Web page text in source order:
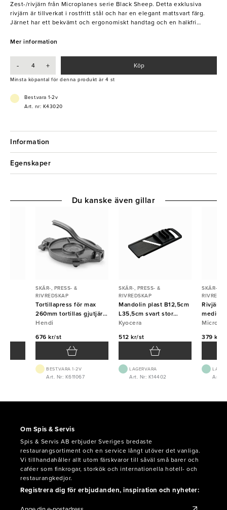
Zest-/rivjärn från Microplanes serie Black Sheep. Detta exklusiva
rivjärn är tillverkat i rostfritt stål och har en elegant mattsvart färg.
Järnet har ett bekvämt och ergonomiskt handtag och en halkfri
vassa vilket förenklar användningen och ger ett perfekt rivet resultat.
- Halkfri gummifot
- Elegant design
- Användarvänlig
Mer information
- + Köp
Minsta köpantal för denna produkt är 4 st
Best.vara 1-2v
Art. nr: K43020
Information
Egenskaper
SKÄR-, PRESS- &
RIVREDSKAP
Tortillapress för max
260mm tortillas gjutjärn
Hendi
Hendi
676 kr/st
BEST.VARA 1-2V
Art. Nr: K611067
SKÄR-, PRESS- &
RIVREDSKAP
Mandolin plast B12,5cm
L35,5cm svart stor
Kyocera
Kyocera
512 kr/st
LAGERVARA
Art. Nr: K14402
SKÄR-,
Rivjärn
medium
379 kr/
Art.
Du kanske även gillar
Om Spis & Servis
Spis & Servis AB erbjuder Sveriges bredaste
restaurangsortiment och en service långt utöver det vanliga.
Vi tillhandahåller allt utom färskvaror till såväl små barer och
caféer som finkrogar, storkök och internationella hotell- och
restaurangkedjor.
Registrera dig för erbjudanden, inspiration och nyheter: